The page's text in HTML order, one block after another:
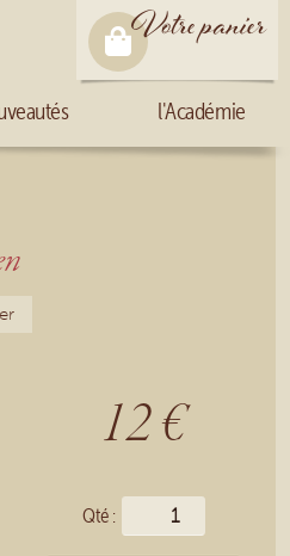
Votre panier
l'Académie
12 €
Qté :